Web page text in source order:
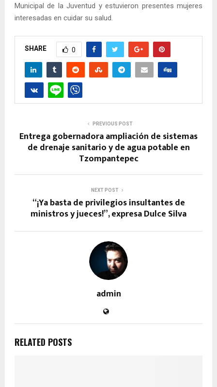
Municipal de la Juventud y estuvieron presentes mujeres
interesadas en cuidar su salud.
SHARE 0
PREVIOUS POST
Entrega gobernadora ampliación de sistemas
de drenaje sanitario y de agua potable en
Tzompantepec
NEXT POST
“¡Ya basta de privilegios insultantes de
ministros y jueces!”, expresa Dulce Silva
admin
RELATED POSTS